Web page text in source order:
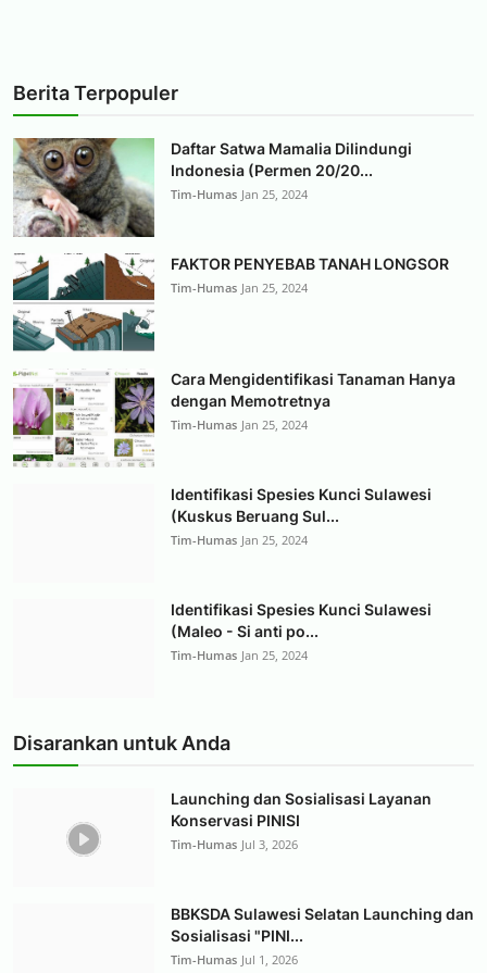
Berita Terpopuler
Daftar Satwa Mamalia Dilindungi
Indonesia (Permen 20/20...
Tim-Humas Jan 25, 2024
FAKTOR PENYEBAB TANAH LONGSOR
Tim-Humas Jan 25, 2024
Cara Mengidentifikasi Tanaman Hanya
dengan Memotretnya
Tim-Humas Jan 25, 2024
Identifikasi Spesies Kunci Sulawesi
(Kuskus Beruang Sul...
Tim-Humas Jan 25, 2024
Identifikasi Spesies Kunci Sulawesi
(Maleo - Si anti po...
Tim-Humas Jan 25, 2024
Disarankan untuk Anda
Launching dan Sosialisasi Layanan
Konservasi PINISI
Tim-Humas Jul 3, 2026
BBKSDA Sulawesi Selatan Launching dan
Sosialisasi "PINI...
Tim-Humas Jul 1, 2026